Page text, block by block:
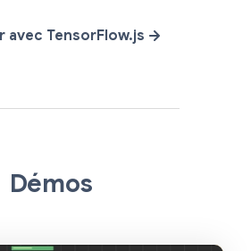
avec TensorFlow.js
Démos